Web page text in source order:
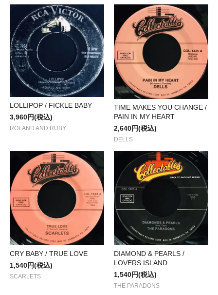
LOLLIPOP / FICKLE BABY
3,960円(税込)
ROLAND AND RUBY
TIME MAKES YOU CHANGE /
PAIN IN MY HEART
2,640円(税込)
DELLS
CRY BABY / TRUE LOVE
1,540円(税込)
SCARLETS
DIAMOND & PEARLS /
LOVERS ISLAND
1,540円(税込)
THE PARADONS